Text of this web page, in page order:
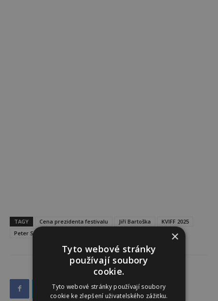
TAGY Cena prezidenta festivalu Jiří Bartoška
KVIFF 2025
Peter Sarsgaard
×
Tyto webové stránky
používají soubory
cookie.
Tyto webové stránky používají soubory
cookie ke zlepšení uživatelského zážitku.